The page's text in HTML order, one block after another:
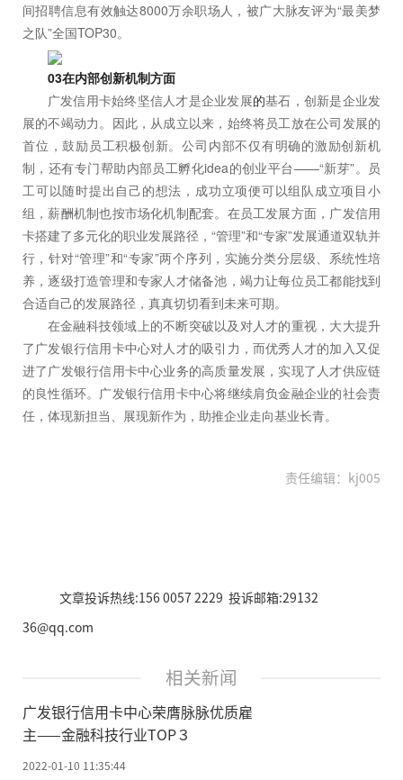
间招聘信息有效触达8000万余职场人，被广大脉友评为“最美梦
之队”全国TOP30。
03在内部创新机制方面
广发信用卡始终坚信人才是企业发展的基石，创新是企业发
展的不竭动力。因此，从成立以来，始终将员工放在公司发展的
首位，鼓励员工积极创新。公司内部不仅有明确的激励创新机
制，还有专门帮助内部员工孵化idea的创业平台——“新芽”。员
工可以随时提出自己的想法，成功立项便可以组队成立项目小
组，薪酬机制也按市场化机制配套。在员工发展方面，广发信用
卡搭建了多元化的职业发展路径，“管理”和“专家”发展通道双轨并
行，针对“管理”和“专家”两个序列，实施分类分层级、系统性培
养，逐级打造管理和专家人才储备池，竭力让每位员工都能找到
合适自己的发展路径，真真切切看到未来可期。
在金融科技领域上的不断突破以及对人才的重视，大大提升
了广发银行信用卡中心对人才的吸引力，而优秀人才的加入又促
进了广发银行信用卡中心业务的高质量发展，实现了人才供应链
的良性循环。广发银行信用卡中心将继续肩负金融企业的社会责
任，体现新担当、展现新作为，助推企业走向基业长青。
责任编辑：kj005
文章投诉热线:156 0057 2229 投诉邮箱:29132
36@qq.com
相关新闻
广发银行信用卡中心荣膺脉脉优质雇
主——金融科技行业TOP３
2022-01-10 11:35:44